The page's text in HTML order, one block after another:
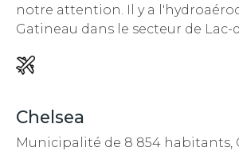
notre attention. Il y a
Gatineau dans le secteur de Lac-
Chelsea
Municipalité de 8 854 habitants,